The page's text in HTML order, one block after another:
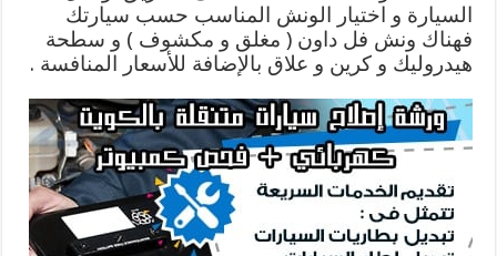
السيارة و اختيار الونش المناسب حسب سيارتك
فهناك ونش فل داون ( مغلق و مكشوف ) و سطحة
هيدروليك و كرين و علاق بالإضافة للأسعار المنافسة .